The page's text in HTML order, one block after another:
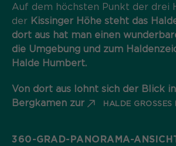
Auf dem höchsten Punkt der drei
der Kissinger Höhe steht das
dort aus hat man einen
die Umgebung und zum
Halde Humbert.
Von dort aus lohnt sich der Blick
Bergkamen zur
HALDE GROSSES
360-GRAD-PANORAMA-